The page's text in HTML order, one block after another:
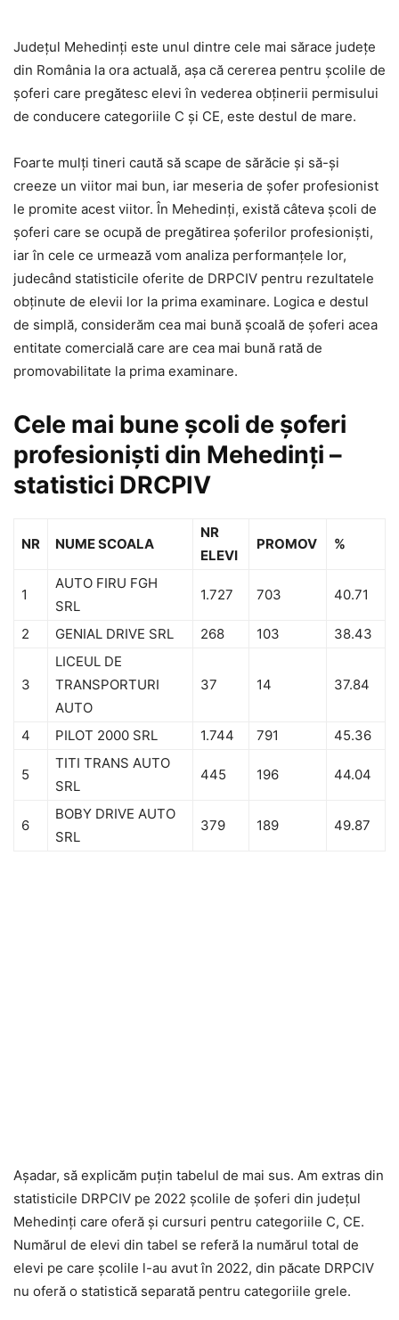
Județul Mehedinți este unul dintre cele mai sărace județe
din România la ora actuală, așa că cererea pentru școlile de
șoferi care pregătesc elevi în vederea obținerii permisului
de conducere categoriile C și CE, este destul de mare.
Foarte mulți tineri caută să scape de sărăcie și să-și
creeze un viitor mai bun, iar meseria de șofer profesionist
le promite acest viitor. În Mehedinți, există câteva școli de
șoferi care se ocupă de pregătirea șoferilor profesioniști,
iar în cele ce urmează vom analiza performanțele lor,
judecând statisticile oferite de DRPCIV pentru rezultatele
obținute de elevii lor la prima examinare. Logica e destul
de simplă, considerăm cea mai bună școală de șoferi acea
entitate comercială care are cea mai bună rată de
promovabilitate la prima examinare.
Cele mai bune școli de șoferi
profesioniști din Mehedinți –
statistici DRCPIV
NR NUME SCOALA
NR
ELEVI
PROMOV %
1
AUTO FIRU FGH
SRL
1.727 703 40.71
2 GENIAL DRIVE SRL 268 103 38.43
3
LICEUL DE
TRANSPORTURI
AUTO
37 14 37.84
4 PILOT 2000 SRL 1.744 791 45.36
5
TITI TRANS AUTO
SRL
445 196 44.04
6
BOBY DRIVE AUTO
SRL
379 189 49.87
Așadar, să explicăm puțin tabelul de mai sus. Am extras din
statisticile DRPCIV pe 2022 școlile de șoferi din județul
Mehedinți care oferă și cursuri pentru categoriile C, CE.
Numărul de elevi din tabel se referă la numărul total de
elevi pe care școlile l-au avut în 2022, din păcate DRPCIV
nu oferă o statistică separată pentru categoriile grele.